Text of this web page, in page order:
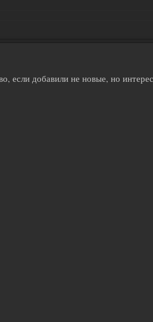
если добавили не новые, но